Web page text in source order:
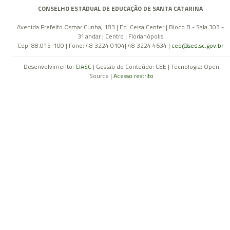
CONSELHO ESTADUAL DE EDUCAÇÃO DE SANTA CATARINA
Avenida Prefeito Osmar Cunha, 183 | Ed. Ceisa Center | Bloco B - Sala 303 -
3º andar | Centro | Florianópolis
Cep: 88.015-100 | Fone: 48 3224 0104| 48 3224 4634 | cee@sed.sc.gov.br
Desenvolvimento: CIASC| Gestão do Conteúdo: CEE | Tecnologia: Open
Source | Acesso restrito